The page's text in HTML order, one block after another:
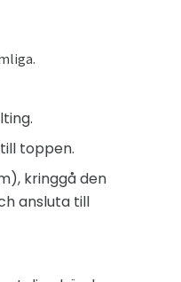
toppen.
kringgå den
ansluta till